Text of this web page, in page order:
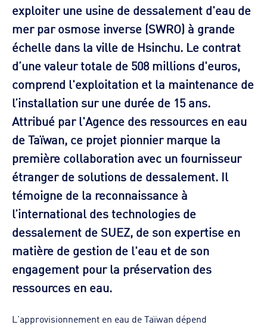
exploiter une usine de dessalement d'eau de
mer par osmose inverse (SWRO) à grande
échelle dans la ville de Hsinchu. Le contrat
d’une valeur totale de 508 millions d'euros,
comprend l'exploitation et la maintenance de
l’installation sur une durée de 15 ans.
Attribué par l'Agence des ressources en eau
de Taïwan, ce projet pionnier marque la
première collaboration avec un fournisseur
étranger de solutions de dessalement. Il
témoigne de la reconnaissance à
l’international des technologies de
dessalement de SUEZ, de son expertise en
matière de gestion de l'eau et de son
engagement pour la préservation des
ressources en eau.
L'approvisionnement en eau de Taïwan dépend